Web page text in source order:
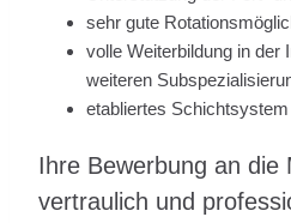
sehr gute
volle Weiterbildung in der
weiteren
etabliertes Schichtsystem
Ihre Bewerbung an die
vertraulich und